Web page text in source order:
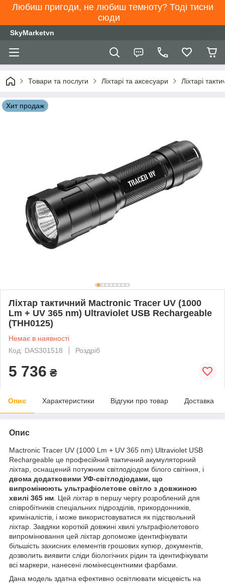
Любиш пригоди, не любиш темноту? Тоді тисни
сюди
SkyMarketvn
Товари та послуги Ліхтарі та аксесуари Ліхтарі
Хит продаж
Ліхтар тактичний Mactronic Tracer UV (1000
Lm + UV 365 nm) Ultraviolet USB Rechargeable
(THH0125)
Немає в наявності
Код: DAS301518
Роздріб
5 736 ₴
Опис Характеристики Відгуки про товар Доставка
Опис
Mactronic Tracer UV (1000 Lm + UV 365 nm) Ultraviolet USB
Rechargeable це професійний тактичний акумуляторний
ліхтар, оснащений потужним світлодіодом білого світіння, і
двома додатковими УФ-світлодіодами, що
випромінюють ультрафіолетове світло з довжиною
хвилі 365 нм . Цей ліхтар в першу чергу розроблений для
співробітників спеціальних підрозділів, прикордонників,
криміналістів, і може використовуватися як підствольний
ліхтар. Завдяки короткій довжині хвилі ультрафіолетового
випромінювання цей ліхтар допоможе ідентифікувати
більшість захисних елементів грошових купюр, документів,
дозволить виявити сліди біологічних рідин та ідентифікувати
всі маркери, нанесені люмінесцентними фарбами.
Дана модель здатна ефективно освітлювати місцевість на